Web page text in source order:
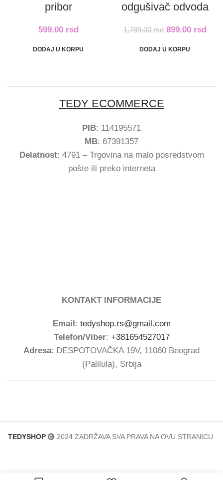
pribor
599.00 rsd
DODAJ U KORPU
odgušivač odvoda
1,799.00rsd 899.00 rsd
DODAJ U KORPU
TEDY ECOMMERCE
PIB: 114195571
MB: 67391357
Delatnost: 4791 – Trgovina na malo posredstvom
pošte ili preko interneta
KONTAKT INFORMACIJE
Email: tedyshop.rs@gmail.com
Telefon/Viber: +381654527017
Adresa: DESPOTOVAČKA 19V, 11060 Beograd
(Palilula), Srbija
TEDYSHOP 2024 ZADRŽAVA SVA PRAVA NA OVU STRANICU.
620.00rsd